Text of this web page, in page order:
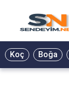
BİYOGRAFİ
GALERİ
Koç Boğa